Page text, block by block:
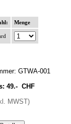
Menge
GTWA-001
49.- CHF
MWST)